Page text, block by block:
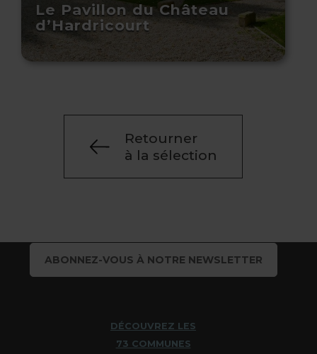
Le Pavillon du Château
d’Hardricourt
Retourner
à la sélection
ABONNEZ-VOUS À NOTRE NEWSLETTER
DÉCOUVREZ LES
73 COMMUNES